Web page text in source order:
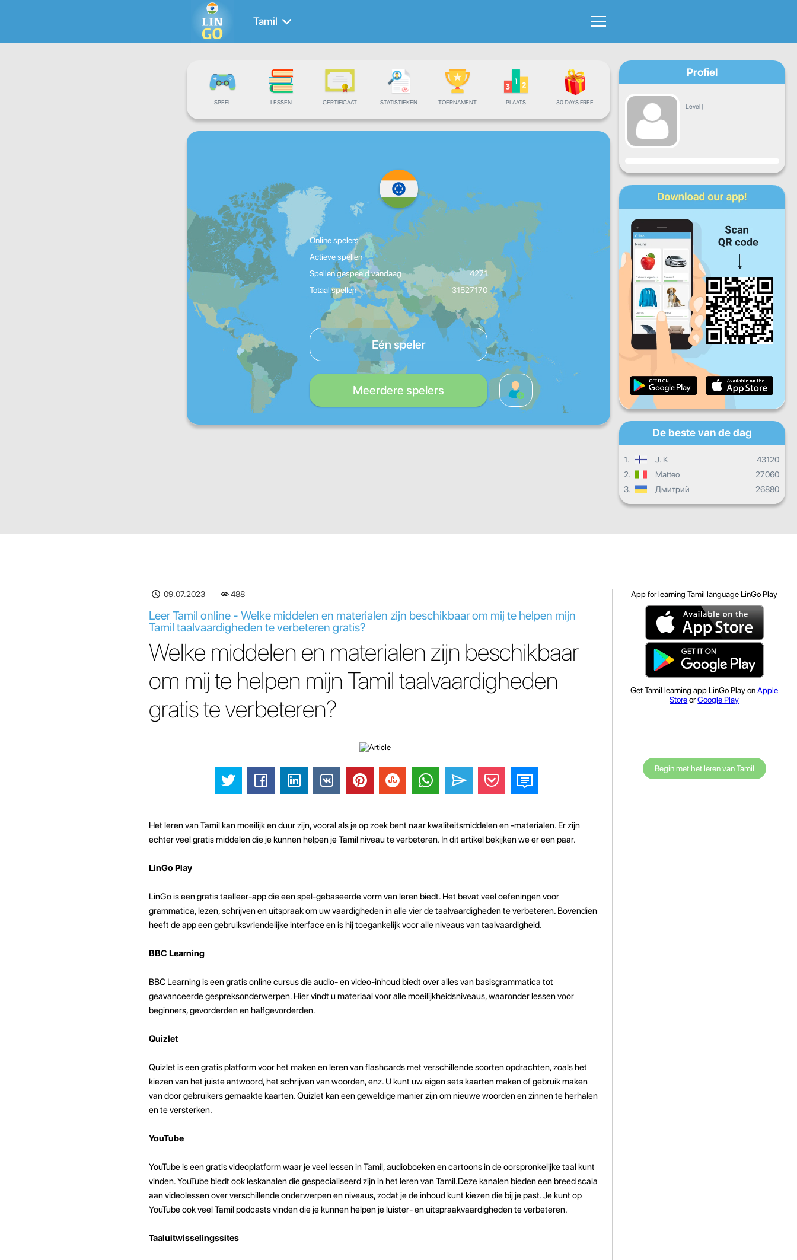
Tamil
SPEEL LESSEN CERTIFICAAT STATISTIEKEN TOERNAMENT PLAATS 30 DAYS FREE
Online spelers
Actieve spellen
Spellen gespeeld vandaag
4271
Totaal spellen
31527170
Eén speler
Meerdere spelers
Profiel
Level |
Vooruitgang
Ma Wo Do
Za Zo
Dagelijkse vooruitgang
Maandelijkse voortgang
Totale vooruitgang
De beste van de dag
1. J. K
43120
2.
Matteo
27060
3.
Дмитрий 26880
09.07.2023 488
Leer Tamil online - Welke middelen en materialen zijn beschikbaar om mij te helpen mijn
Tamil taalvaardigheden te verbeteren gratis?
Welke middelen en materialen zijn beschikbaar
om mij te helpen mijn Tamil taalvaardigheden
gratis te verbeteren?
Het leren van Tamil kan moeilijk en duur zijn, vooral als je op zoek bent naar kwaliteitsmiddelen en -materialen. Er zijn
echter veel gratis middelen die je kunnen helpen je Tamil niveau te verbeteren. In dit artikel bekijken we er een paar.
LinGo Play
LinGo is een gratis taalleer-app die een spel-gebaseerde vorm van leren biedt. Het bevat veel oefeningen voor
grammatica, lezen, schrijven en uitspraak om uw vaardigheden in alle vier de taalvaardigheden te verbeteren. Bovendien
heeft de app een gebruiksvriendelijke interface en is hij toegankelijk voor alle niveaus van taalvaardigheid.
BBC Learning
BBC Learning is een gratis online cursus die audio- en video-inhoud biedt over alles van basisgrammatica tot
geavanceerde gespreksonderwerpen. Hier vindt u materiaal voor alle moeilijkheidsniveaus, waaronder lessen voor
beginners, gevorderden en halfgevorderden.
Quizlet
Quizlet is een gratis platform voor het maken en leren van flashcards met verschillende soorten opdrachten, zoals het
kiezen van het juiste antwoord, het schrijven van woorden, enz. U kunt uw eigen sets kaarten maken of gebruik maken
van door gebruikers gemaakte kaarten. Quizlet kan een geweldige manier zijn om nieuwe woorden en zinnen te herhalen
en te versterken.
YouTube
YouTube is een gratis videoplatform waar je veel lessen in Tamil, audioboeken en cartoons in de oorspronkelijke taal kunt
vinden. YouTube biedt ook leskanalen die gespecialiseerd zijn in het leren van Tamil.Deze kanalen bieden een breed scala
aan videolessen over verschillende onderwerpen en niveaus, zodat je de inhoud kunt kiezen die bij je past. Je kunt op
YouTube ook veel Tamil podcasts vinden die je kunnen helpen je luister- en uitspraakvaardigheden te verbeteren.
Taaluitwisselingssites
App for learning Tamil language LinGo Play
Get Tamil learning app LinGo Play onApple
StoreorGoogle Play
Begin met het leren van Tamil